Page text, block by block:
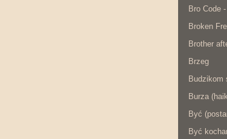
Bro Code
Broken
Brother
Brzeg
Budzikom
Burza
Być
Być